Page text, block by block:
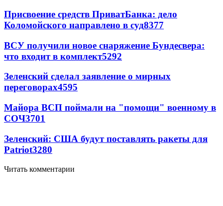
Присвоение средств ПриватБанка: дело
Коломойского направлено в суд8377
ВСУ получили новое снаряжение Бундесвера:
что входит в комплект5292
Зеленский сделал заявление о мирных
переговорах4595
Майора ВСП поймали на "помощи" военному в
СОЧ3701
Зеленский: США будут поставлять ракеты для
Patriot3280
Читать комментарии